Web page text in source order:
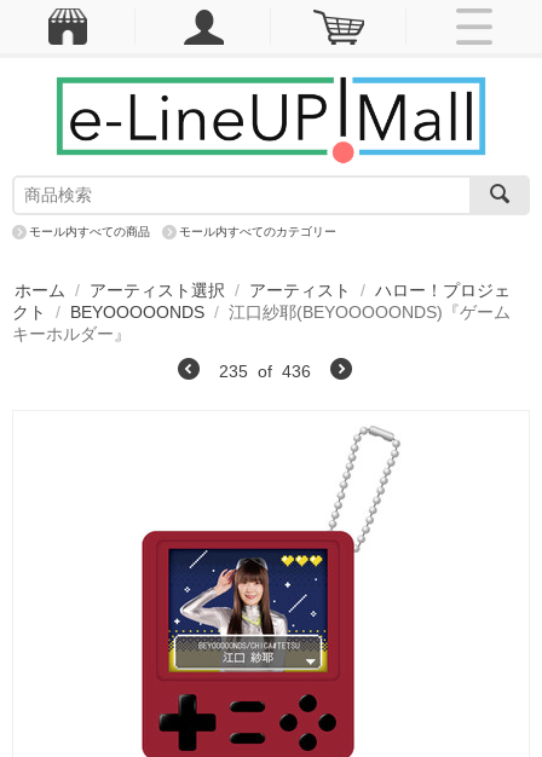
モール内すべての商品 モール内すべてのカテゴリー
ホーム / アーティスト選択 / アーティスト / ハロー！プロジェ
クト
/ BEYOOOOONDS / 江口紗耶(BEYOOOOONDS)『ゲーム
キーホルダー』
235 of 436